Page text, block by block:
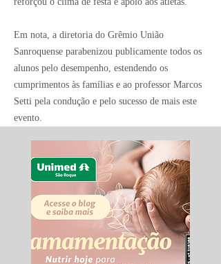
Em nota, a diretoria do Grêmio União
Sanroquense parabenizou publicamente todos os
alunos pelo desempenho, estendendo os
cumprimentos às famílias e ao professor Marcos
Setti pela condução e pelo sucesso de mais este
evento.